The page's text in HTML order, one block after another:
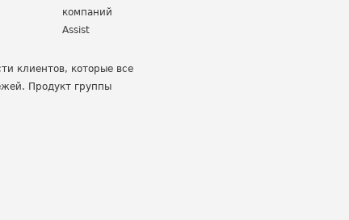
компаний
Assist
клиентов, которые все
Продукт группы